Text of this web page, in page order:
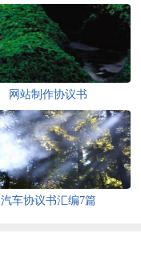
网站制作协议书
汽车协议书汇编7篇